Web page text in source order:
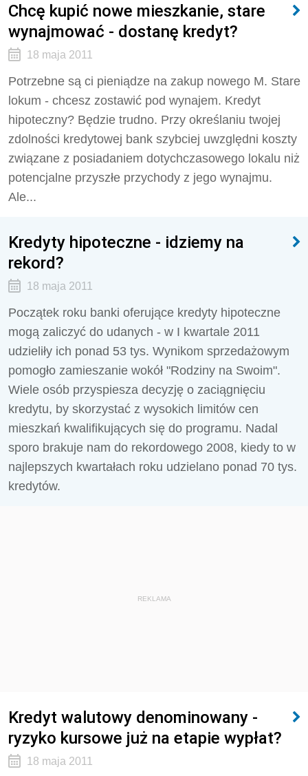
Chcę kupić nowe mieszkanie, stare
wynajmować - dostanę kredyt?
18 maja 2011
Potrzebne są ci pieniądze na zakup nowego M. Stare
lokum - chcesz zostawić pod wynajem. Kredyt
hipoteczny? Będzie trudno. Przy określaniu twojej
zdolności kredytowej bank szybciej uwzględni koszty
związane z posiadaniem dotychczasowego lokalu niż
potencjalne przyszłe przychody z jego wynajmu.
Ale...
Kredyty hipoteczne - idziemy na
rekord?
18 maja 2011
Początek roku banki oferujące kredyty hipoteczne
mogą zaliczyć do udanych - w I kwartale 2011
udzieliły ich ponad 53 tys. Wynikom sprzedażowym
pomogło zamieszanie wokół "Rodziny na Swoim".
Wiele osób przyspiesza decyzję o zaciągnięciu
kredytu, by skorzystać z wysokich limitów cen
mieszkań kwalifikujących się do programu. Nadal
sporo brakuje nam do rekordowego 2008, kiedy to w
najlepszych kwartałach roku udzielano ponad 70 tys.
kredytów.
REKLAMA
Kredyt walutowy denominowany -
ryzyko kursowe już na etapie wypłat?
18 maja 2011